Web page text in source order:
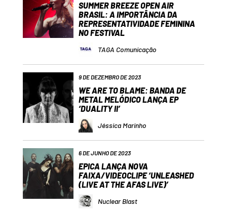
SUMMER BREEZE OPEN AIR
BRASIL: A IMPORTÂNCIA DA
REPRESENTATIVIDADE FEMININA
NO FESTIVAL
TAGA Comunicação
9 DE DEZEMBRO DE 2023
WE ARE TO BLAME: BANDA DE
METAL MELÓDICO LANÇA EP
‘DUALITY II’
Jéssica Marinho
6 DE JUNHO DE 2023
EPICA LANÇA NOVA
FAIXA/VIDEOCLIPE ‘UNLEASHED
(LIVE AT THE AFAS LIVE)’
Nuclear Blast